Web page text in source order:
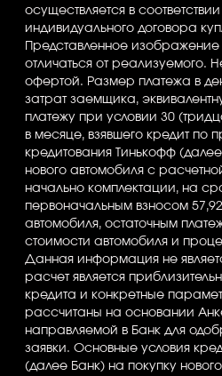
осуществляется в
индивидуального договора
Представленное
отличаться от реализуемого.
офертой. Размер платежа в
затрат заемщика,
платежу при условии 30
в месяце, взявшего кредит по
кредитования Тинькофф
нового автомобиля с
начально комплектации, на
первоначальным взносом
автомобиля, остаточным
стоимости автомобиля и
Данная информация не
расчет является
кредита и конкретные
рассчитаны на основании
направляемой в Банк для
заявки. Основные условия
(далее Банк) на покупку